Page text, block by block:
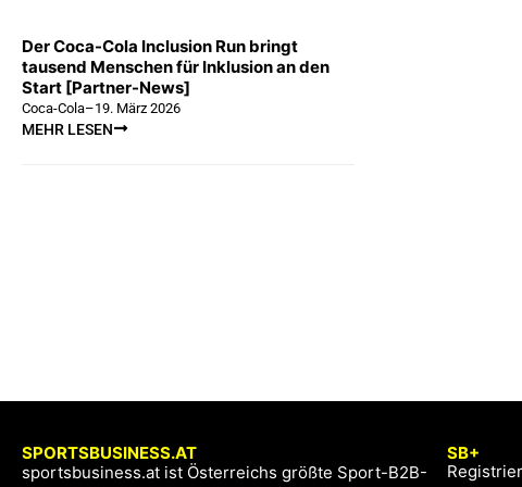
Der Coca-Cola Inclusion Run bringt
tausend Menschen für Inklusion an den
Start [Partner-News]
Coca-Cola–19. März 2026
MEHR LESEN
SPORTSBUSINESS.AT
sportsbusiness.at ist Österreichs größte Sport-B2B-
SB+